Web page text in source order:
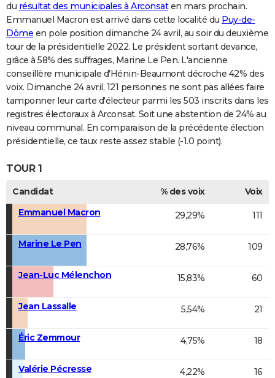
du résultat des municipales à Arconsaten mars prochain.
Emmanuel Macron est arrivé dans cette localité du Puy-de-
Dôme en pole position dimanche 24 avril, au soir du deuxième
tour de la présidentielle 2022. Le président sortant devance,
grâce à 58% des suffrages, Marine Le Pen. L'ancienne
conseillère municipale d'Hénin-Beaumont décroche 42% des
voix. Dimanche 24 avril, 121 personnes ne sont pas allées faire
tamponner leur carte d'électeur parmi les 503 inscrits dans les
registres électoraux à Arconsat. Soit une abstention de 24% au
niveau communal. En comparaison de la précédente élection
présidentielle, ce taux reste assez stable (-1.0 point).
TOUR 1
Candidat % des voix
Voix
Emmanuel Macron
29,29% 111
Marine Le Pen 28,76% 109
Jean-Luc Mélenchon 15,83% 60
Jean Lassalle 5,54% 21
Éric Zemmour 4,75% 18
Valérie Pécresse 4,22% 16